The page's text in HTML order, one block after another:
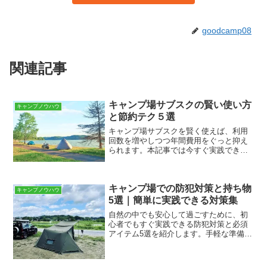
goodcamp08
関連記事
キャンプノウハウ
キャンプ場サブスクの賢い使い方
と節約テク５選
キャンプ場サブスクを賢く使えば、利用
回数を増やしつつ年間費用をぐっと抑え
られます。本記事では今すぐ実践できる
（リラックスかアクティ...
キャンプノウハウ
キャンプ場での防犯対策と持ち物
5選｜簡単に実践できる対策集
自然の中でも安心して過ごすために、初
心者でもすぐ実践できる防犯対策と必須
アイテム5選を紹介します。手軽な準備と